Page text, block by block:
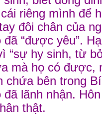
riêng mình để
đôi chân của
đã “được yêu”.
“sự hy sinh, từ
mà họ có được,
chứa bên trong
đã lãnh nhận.
thật.